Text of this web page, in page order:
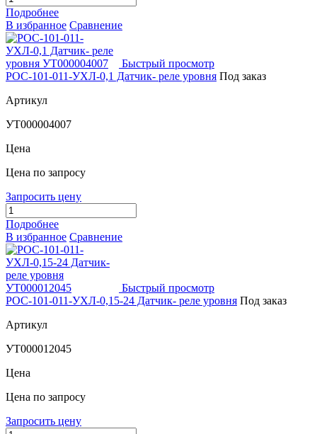
Подробнее
В избранное Сравнение
Быстрый просмотр
РОС-101-011-УХЛ-0,1 Датчик- реле уровня Под заказ
Артикул
УТ000004007
Цена
Цена по запросу
Запросить цену
Подробнее
В избранное Сравнение
Быстрый просмотр
РОС-101-011-УХЛ-0,15-24 Датчик- реле уровня Под заказ
Артикул
УТ000012045
Цена
Цена по запросу
Запросить цену